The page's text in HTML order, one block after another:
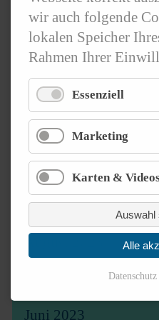
Januar 2024
2023
Dezember 2023
November 2023
Oktober 2023
September 2023
Juni 2023
wir auch folgende
lokalen Speicher
Rahmen Ihrer
Essenziell
Marketing
Karten &
Auswahl
Alle
Datenschutz